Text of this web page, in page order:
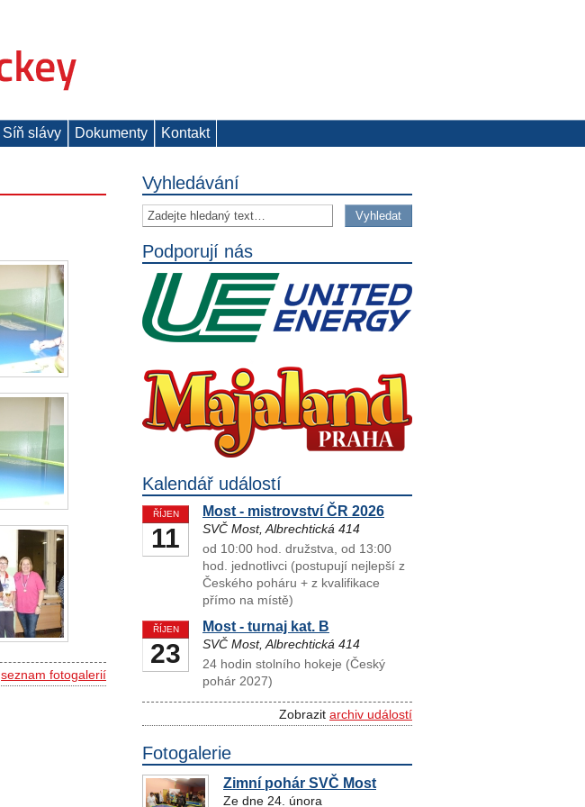
Síň slávy Dokumenty Kontakt
seznam fotogalerií
Vyhledávání
Podporují nás
Kalendář událostí
ŘÍJEN
11
Most - mistrovství ČR 2026
SVČ Most, Albrechtická 414
od 10:00 hod. družstva, od 13:00
hod. jednotlivci (postupují nejlepší z
Českého poháru + z kvalifikace
přímo na místě)
ŘÍJEN
23
Most - turnaj kat. B
SVČ Most, Albrechtická 414
24 hodin stolního hokeje (Český
pohár 2027)
Zobrazit archiv událostí
Fotogalerie
Zimní pohár SVČ Most
Ze dne 24. února